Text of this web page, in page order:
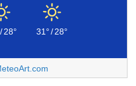
/28° 31°/28°